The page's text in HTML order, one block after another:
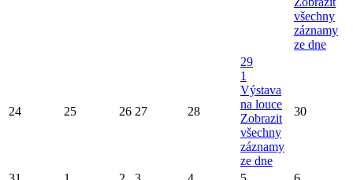
všechny
záznamy
ze dne
24 25 26 27 28
29
1
Výstava
na louce
Zobrazit
všechny
záznamy
ze dne
30